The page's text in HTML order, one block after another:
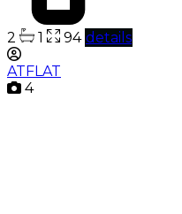
2 1 94 details
ATFLAT
4